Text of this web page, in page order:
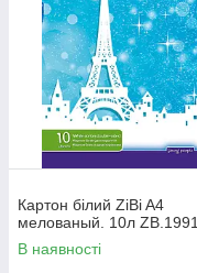
Картон білий ZiBi A4
мелованый. 10л ZB.1991
В наявності